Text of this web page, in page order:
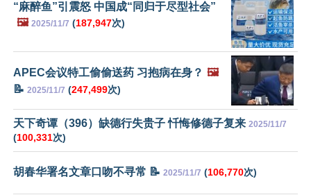
“麻醉鱼”引震怒 中国成“同归于尽型社会”
🖼️ 2025/11/7 (187,947次)
APEC会议特工偷偷送药 习抱病在身？ 🖼️
📝 2025/11/7 (247,499次)
天下奇谭（396）缺德行失贵子 忏悔修德子复来 2025/11/7
(100,331次)
胡春华署名文章口吻不寻常 📝 2025/11/7 (106,770次)